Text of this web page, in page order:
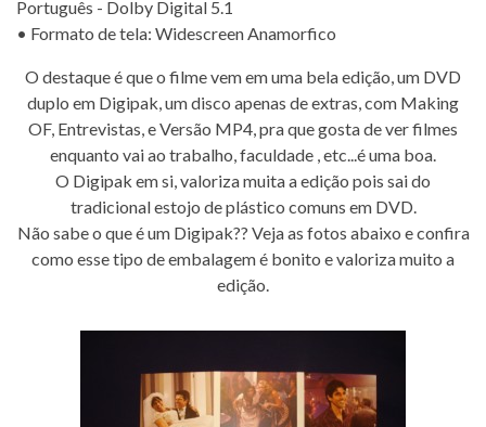
Português - Dolby Digital 5.1
• Formato de tela: Widescreen Anamorfico
O destaque é que o filme vem em uma bela edição, um DVD
duplo em Digipak, um disco apenas de extras, com Making
OF, Entrevistas, e Versão MP4, pra que gosta de ver filmes
enquanto vai ao trabalho, faculdade , etc...é uma boa.
O Digipak em si, valoriza muita a edição pois sai do
tradicional estojo de plástico comuns em DVD.
Não sabe o que é um Digipak?? Veja as fotos abaixo e confira
como esse tipo de embalagem é bonito e valoriza muito a
edição.